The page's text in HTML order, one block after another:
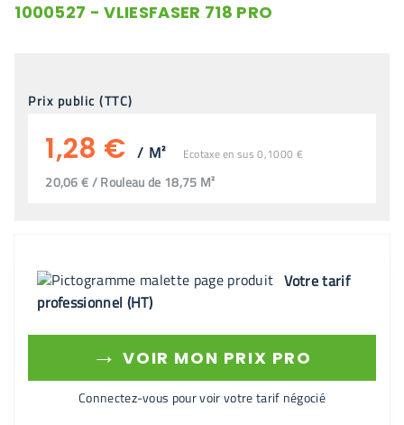
1000527 - VLIESFASER 718 PRO
Prix public (TTC)
1,28 € / M² Ecotaxe en sus 0,1000 €
20,06 € / Rouleau de 18,75 M²
Votre tarif
professionnel (HT)
→ VOIR MON PRIX PRO
Connectez-vous pour voir votre tarif négocié